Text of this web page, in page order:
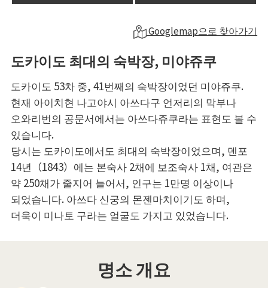
Googlemap으로 찾아가기
도카이도 최대의 숙박장, 미야쥬쿠
도카이도 53차 중, 41번째의 숙박장이었던 미야쥬쿠.
현재 아이치현 나고야시 아쓰다구 언저리의 막부나
오와리번의 공문서에서는 아쓰다쥬쿠라는 표현도 볼 수
있습니다.
당시는 도카이도에서도 최대의 숙박장이었으며, 덴포
14년（1843）에는 본숙사 2채에 보조숙사 1채, 여관은
약 250채가 줄지어 늘어서, 인구는 1만명 이상이나
되었습니다. 아쓰다 신궁의 몬젠마치이기도 하며,
더욱이 미나토 구라는 얼굴도 가지고 있었습니다.
명소 개요